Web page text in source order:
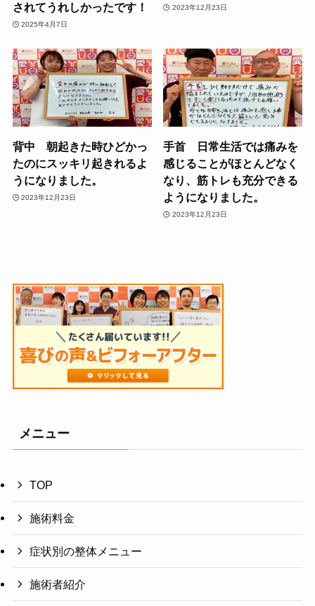
されてうれしかったです！
2025年4月7日
2023年12月23日
背中 朝起きた時ひどかっ
たのにスッキリ起きれるよ
うになりました。
2023年12月23日
手首 日常生活では痛みを
感じることがほとんどなく
なり、筋トレも充分できる
ようになりました。
2023年12月23日
メニュー
TOP
施術料金
症状別の整体メニュー
施術者紹介